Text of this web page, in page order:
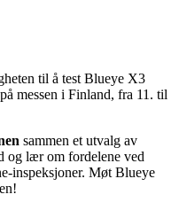
til å test Blueye X3
messen i Finland, fra 11. til
sammen et utvalg av
og lær om fordelene ved
inspeksjoner. Møt Blueye